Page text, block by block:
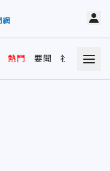
熱門 要聞 社會 娛樂